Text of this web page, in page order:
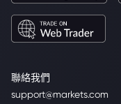
聯絡我們
support@markets.com